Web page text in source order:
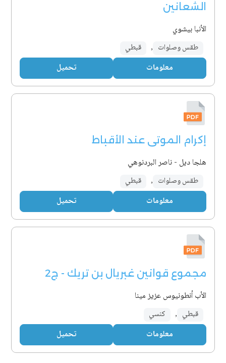
الشعانين
الأنبا بيشوي
طقس وصلوات , قبطي
معلومات تحميل
إكرام الموتى عند الأقباط
هلجا ديل - ناصر البردنوهي
طقس وصلوات , قبطي
معلومات تحميل
مجموع قوانين غبريال بن تريك - ج2
الأب أنطونيوس عزيز مينا
قبطي , كنسي
معلومات تحميل